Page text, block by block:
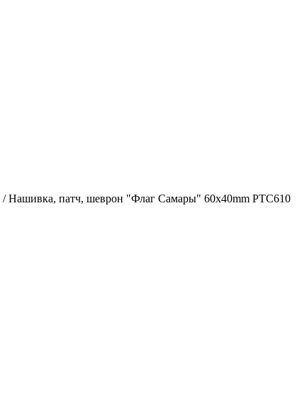
/Нашивка, патч, шеврон "Флаг Самары" 60x40mm PTC610